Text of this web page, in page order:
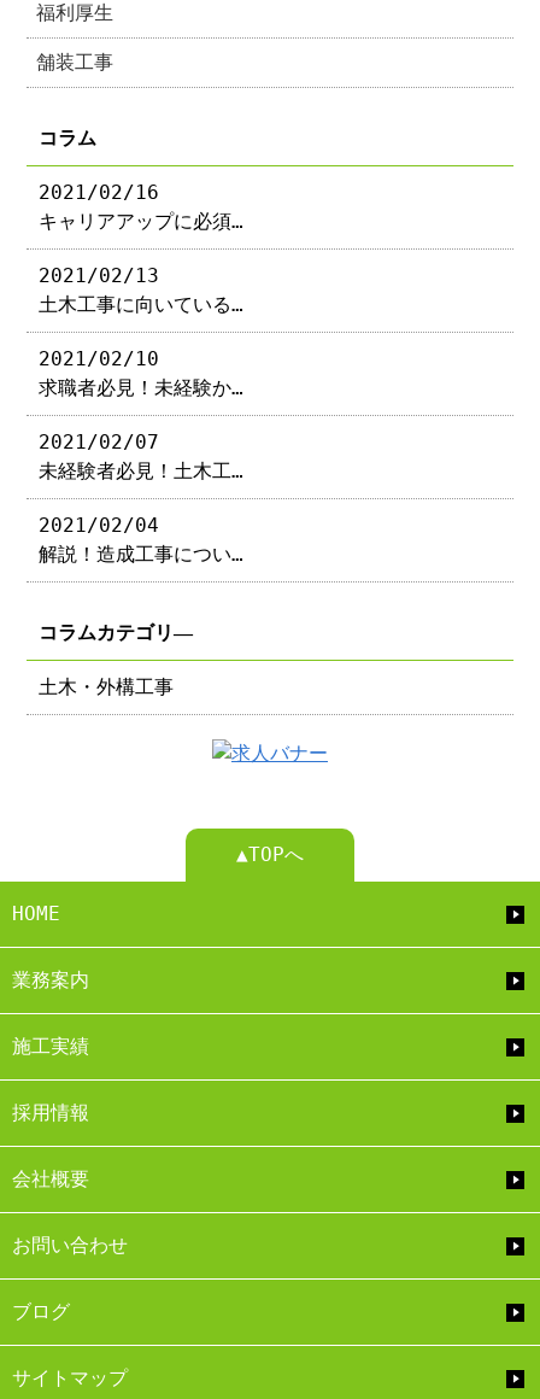
福利厚生
舗装工事
コラム
2021/02/16
キャリアアップに必須…
2021/02/13
土木工事に向いている…
2021/02/10
求職者必見！未経験か…
2021/02/07
未経験者必見！土木工…
2021/02/04
解説！造成工事につい…
コラムカテゴリ―
土木・外構工事
▲TOPへ
HOME
業務案内
施工実績
採用情報
会社概要
お問い合わせ
ブログ
サイトマップ